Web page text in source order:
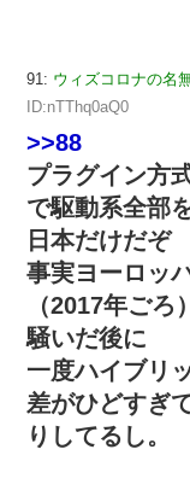
91: ウィズコロナの名
ID:nTThq0aQ0
>>88
プラグイン方
で駆動系全部
日本だけだぞ
事実ヨーロッ
（2017年ご
騒いだ後に
一度ハイブリ
差がひどすぎ
りしてるし。